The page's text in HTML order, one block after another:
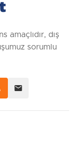
amaçlıdır, dış
sorumlu